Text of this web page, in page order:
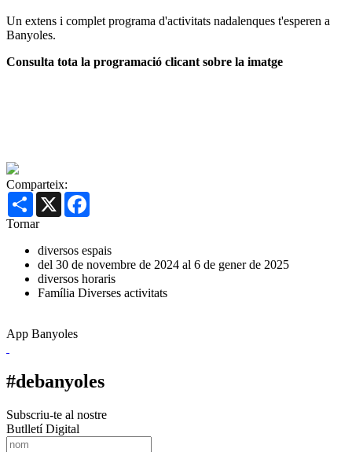
Un extens i complet programa d'activitats nadalenques t'esperen a
Banyoles.
Consulta tota la programació clicant sobre la imatge
Comparteix:
Share X
Tornar
diversos espais
del 30 de novembre de 2024 al 6 de gener de 2025
diversos horaris
Família Diverses activitats
App Banyoles
#debanyoles
Subscriu-te al nostre
Butlletí Digital